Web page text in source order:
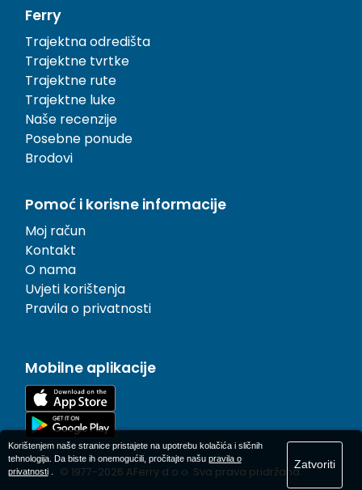
Ferry
Trajektna odredišta
Trajektne tvrtke
Trajektne rute
Trajektne luke
Naše recenzije
Posebne ponude
Brodovi
Pomoć i korisne informacije
Moj račun
Kontakt
O nama
Uvjeti korištenja
Pravila o privatnosti
Mobilne aplikacije
© 1977-2026 AFerry d.o.o. Sva prava pridržana.
Korištenjem naše stranice pristajete na upotrebu kolačića i sličnih
tehnologija. Da biste ih onemogućili, pročitajte našu pravila o
privatnosti.
Zatvoriti